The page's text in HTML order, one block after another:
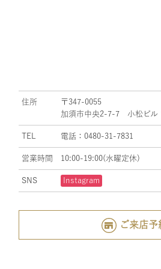
住所
〒347-0055
加須市中央2-7-7 小松ビル
TEL 電話：0480-31-7831
営業時間 10:00-19:00(水曜定休)
SNS Instagram
ご来店予